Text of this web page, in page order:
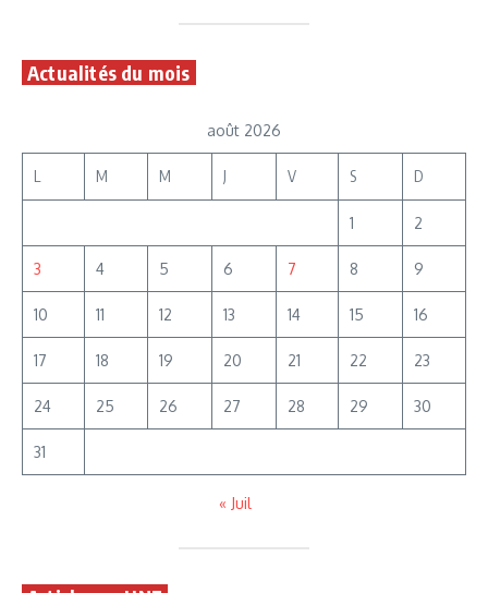
Actualités du mois
août 2026
L M M J V S D
1 2
3 4 5 6 7 8 9
10 11 12 13 14 15 16
17 18 19 20 21 22 23
24 25 26 27 28 29 30
31
« Juil